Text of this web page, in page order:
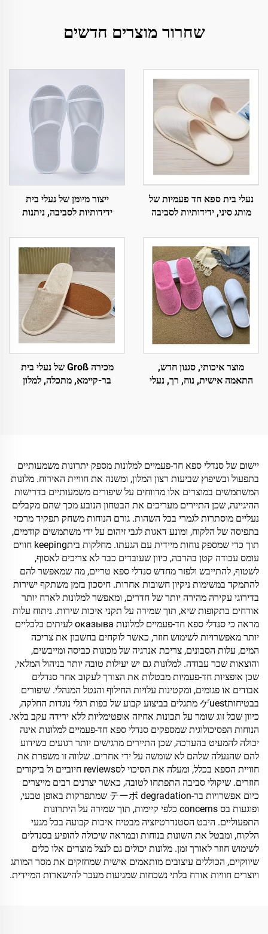
שחרור מוצרים חדשים
נעלי בית ספא חד פעמיות של
מותג סיני, ידידותיות לסביבה
נעלי טיסה חד פעמיות
ייצור מיומן של נעלי בית
ידידותיות לסביבה, ניתנות
נושמות, למלונות וטיסות
מוצר איכותי, סגנון חדש,
התאמה אישית, נוח, רך, נעלי
מכירה Groß של נעלי בית
בר-קיימא, מתכלה, למלון
יישום של סנדלי ספא חד-פעמיים למלונות מספק יתרונות משמעותיים
בתפעול ובשיפוץ שביעות רצון המלון, ומשנה את חוויית האירוח. מלונות
המשתמשים במוצרים אלו מדווחים על שיפורים משמעותיים בדרישות
ההיגיינה, שכן התיירים מעריכים את הבטחון הנובע מכך שהם מקבלים
נעליים מוסתרות לגמרי בכל השהות. גורם הנוחות משחק תפקיד מרכזי
בתפיסה של הלקוח, ומונע דאגות לגבי זיהום על ידי משתמשים קודמים,
תוך כדי שמספק נוחות מיידית עם הגעתו. מחלקות ביתkeeping חווים
עומס עבודה קטן בהרבה, כיוון שעובדים כבר לא צריכים לאסוף,
לשטוף, להתייבש ולפזר מחדש סנדלי ספא טריים, מה שמאפשר להם
להתמקד במשימות ניקיון חשובות אחרות. חיסכון בזמן משתקף ישירות
בדירוגי עקירה מהירה יותר של חדרים, ומאפשר למלונות לארח יותר
אורחים בתקופות שיא, תוך שמירה על תקני איכות שירות. ניתוח עלות
מראה כי סנדלי ספא חד-פעמיים למלונות оказыва לעיתים כלכליים
יותר מאפשרויות לשימוש חוזר, כאשר לוקחים בחשבון את צריכה
המים, עלות הסבונים, צריכת אנרגיה של מכונות כביסה ומייבשים,
והוצאות שכר עבודה. למלונות גם יש יעילות טובה יותר בניהול המלאי,
שכן אופציות חד-פעמיות מבטלות את הצורך לעקוב אחר סנדלים
אבודים או פגומים, ומקטינות עלויות החילוף והנטל המנהלי. שיפורים
בבטיחותゲuest מתגלים בביצוע קבוע של כפות רגלי נוגדות החלקה,
כיוון שכל זוג שומר על תכונות אחיזה אופטימליות ללא ירידה עקב בלאי.
הנוחות הפסיכולוגית שמספקים סנדלי ספא חד-פעמיים למלונות אינה
יכולה להמעיט בהערכה, שכן התיירים מרגישים יותר רגועים כשידוע
להם שהנעלה שלהם לא שומשה על ידי אחרים. שלווה זו משפרת את
חוויית הספא בכלל, ומעלה את הסיכוי לסreviews חיוביים ול ביקורים
חוזרים. שיקולי סביבה התפתחו לטובה, כאשר יצרנים רבים מייצרים
כיום אפשרויות בר-テーボ degradation שמתפרקות באופן טבעי,
ופוגעות בס concerns כלפי קיימות, תוך שמירה על היתרונות
התפעוליים. היבט הסטנדרטיזציה מבטיח איכות קבועה בכל מגעי
הלקוח, ומבטל את השונות בנוחות ובמראה שיכולה להופיע בסנדלים
לשימוש חוזר לאורך זמן. מלונות יכולים גם לנצל מוצרים אלו כלים
שיווקיים, הכוללים עיצובים מותאמים אישית שמחזקים את מסר המותג
ויוצרים חוויות אורח בלתי נשכחות שמגיעות מעבר להישארות המיידית.